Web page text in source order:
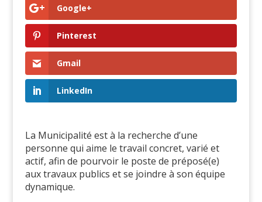
Google+
Pinterest
Gmail
LinkedIn
La Municipalité est à la recherche d’une
personne qui aime le travail concret, varié et
actif, afin de pourvoir le poste de préposé(e)
aux travaux publics et se joindre à son équipe
dynamique.